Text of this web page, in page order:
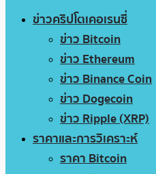
ข่าวคริปโตเคอเรนซี่
ข่าว Bitcoin
ข่าว Ethereum
ข่าว Binance Coin
ข่าว Dogecoin
ข่าว Ripple (XRP)
ราคาและการวิเคราะห์
ราคา Bitcoin